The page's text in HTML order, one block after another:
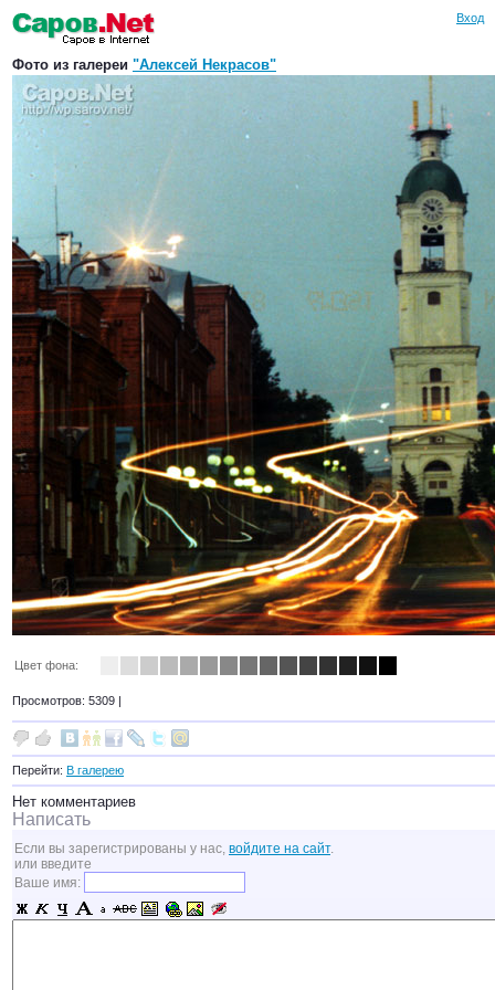
Вход
Фото из галереи "Алексей Некрасов"
Цвет фона:
Просмотров: 5309 |
Перейти: В галерею
Нет комментариев
Написать
Если вы зарегистрированы у нас, войдите на сайт.
или введите
Ваше имя: